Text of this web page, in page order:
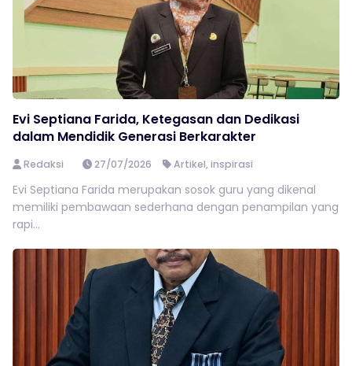
Evi Septiana Farida, Ketegasan dan Dedikasi
dalam Mendidik Generasi Berkarakter
Redaksi 27/07/2026 Artikel,inspirasi
Evi Septiana Farida merupakan sosok guru yang dikenal
memiliki pembawaan sederhana dengan penampilan yang
rapi...